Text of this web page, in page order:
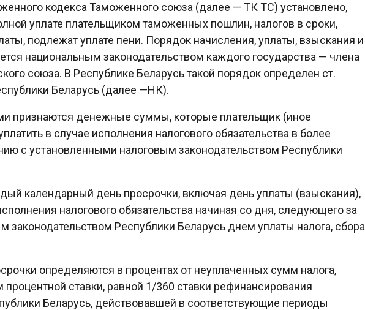
кодекса Таможенного союза (далее — ТК ТС) установлено,
уплате плательщиком таможенных пошлин, налогов в сроки,
подлежат уплате пени. Порядок начисления, уплаты, взыскания и
национальным законодательством каждого государства — члена
союза. В Республике Беларусь такой порядок определен ст.
Беларусь (далее —НК).
признаются денежные суммы, которые плательщик (иное
в случае исполнения налогового обязательства в более
с установленными налоговым законодательством Республики
календарный день просрочки, включая день уплаты (взыскания),
налогового обязательства начиная со дня, следующего за
законодательством Республики Беларусь днем уплаты налога, сбора
определяются в процентах от неуплаченных сумм налога,
ставки, равной 1/360 ставки рефинансирования
Беларусь, действовавшей в соответствующие периоды